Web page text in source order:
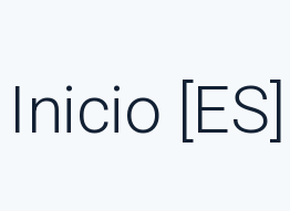
Inicio [ES]